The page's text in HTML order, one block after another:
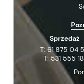
Sprzedaż
T:61 875 04
T: 531 555